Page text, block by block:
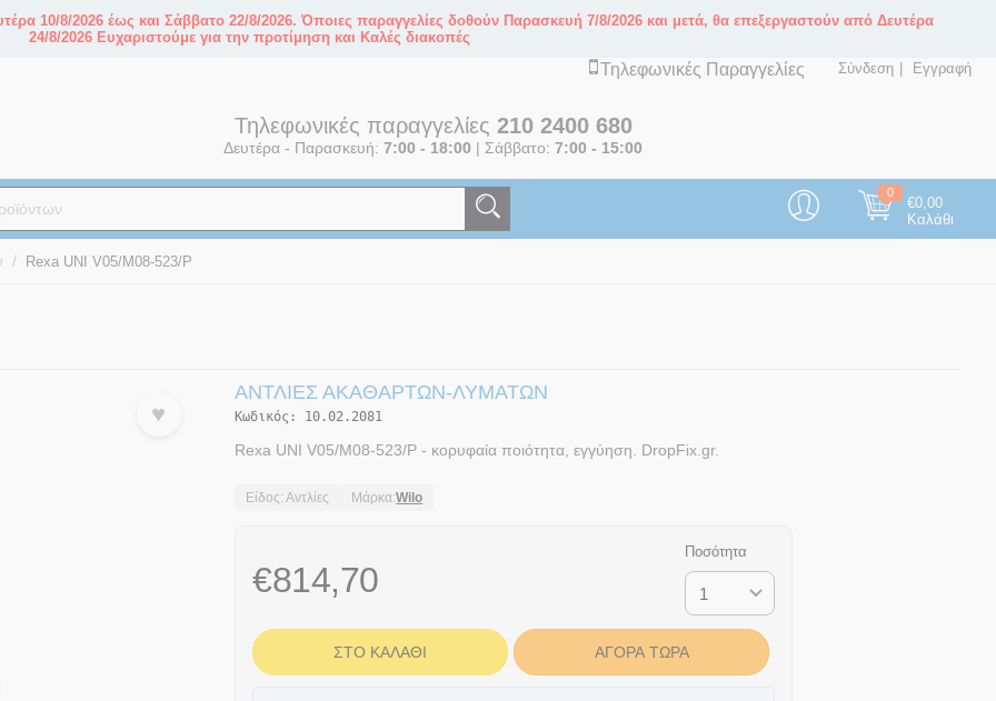
10/8/2026 έως και Σάββατο 22/8/2026. Όποιες παραγγελίες δοθούν Παρασκευή 7/8/2026 και μετά, θα επεξεργαστούν από Δευτέρα
24/8/2026 Ευχαριστούμε για την προτίμηση και Καλές διακοπές
Σύνδεση
Εγγραφή
Τηλεφωνικές Παραγγελίες
Τηλεφωνικές παραγγελίες 210 2400 680
Δευτέρα - Παρασκευή:7:00 - 18:00 | Σάββατο:7:00 - 15:00
0
€0,00
Καλάθι
/ Rexa UNI V05/M08-523/P
♥
ΑΝΤΛΊΕΣ ΑΚΑΘΆΡΤΩΝ-ΛΥΜΆΤΩΝ
Κωδικός: 10.02.2081
Rexa UNI V05/M08-523/P - κορυφαία ποιότητα, εγγύηση. DropFix.gr.
Είδος: Αντλίες Μάρκα:Wilo
€814,70
Ποσότητα
ΣΤΟ ΚΑΛΆΘΙ ΑΓΟΡΆ ΤΏΡΑ